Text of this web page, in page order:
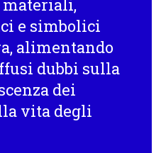
e simbolici
alimentando
dubbi sulla
dei
vita degli